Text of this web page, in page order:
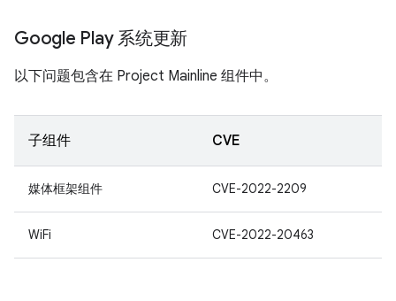
Google Play 系统更新
以下问题包含在 Project Mainline 组件中。
子组件 CVE
媒体框架组件 CVE-2022-2209
WiFi CVE-2022-20463